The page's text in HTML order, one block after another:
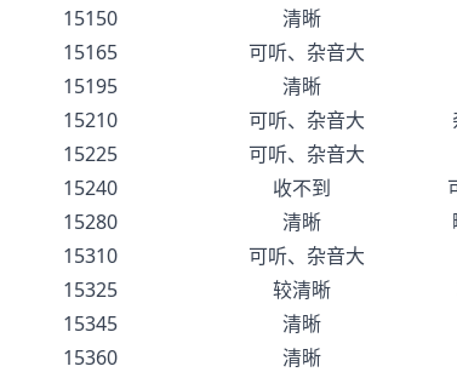
15150 清晰 清
15165 可听、杂音大 不稳
15195 清晰 清
15210 可听、杂音大 杂音
15225 可听、杂音大 可听
15240 收不到 可听、
15280 清晰 略有
15310 可听、杂音大 不稳
15325 较清晰 轻微
15345 清晰 清
15360 清晰 清